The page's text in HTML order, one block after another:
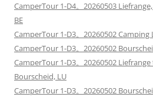
CamperTour 1-D4。20260503
BE
CamperTour 1-D3。20260502 Camping
CamperTour 1-D3。20260502
CamperTour 1-D3。20260502
Bourscheid, LU
CamperTour 1-D3。20260502